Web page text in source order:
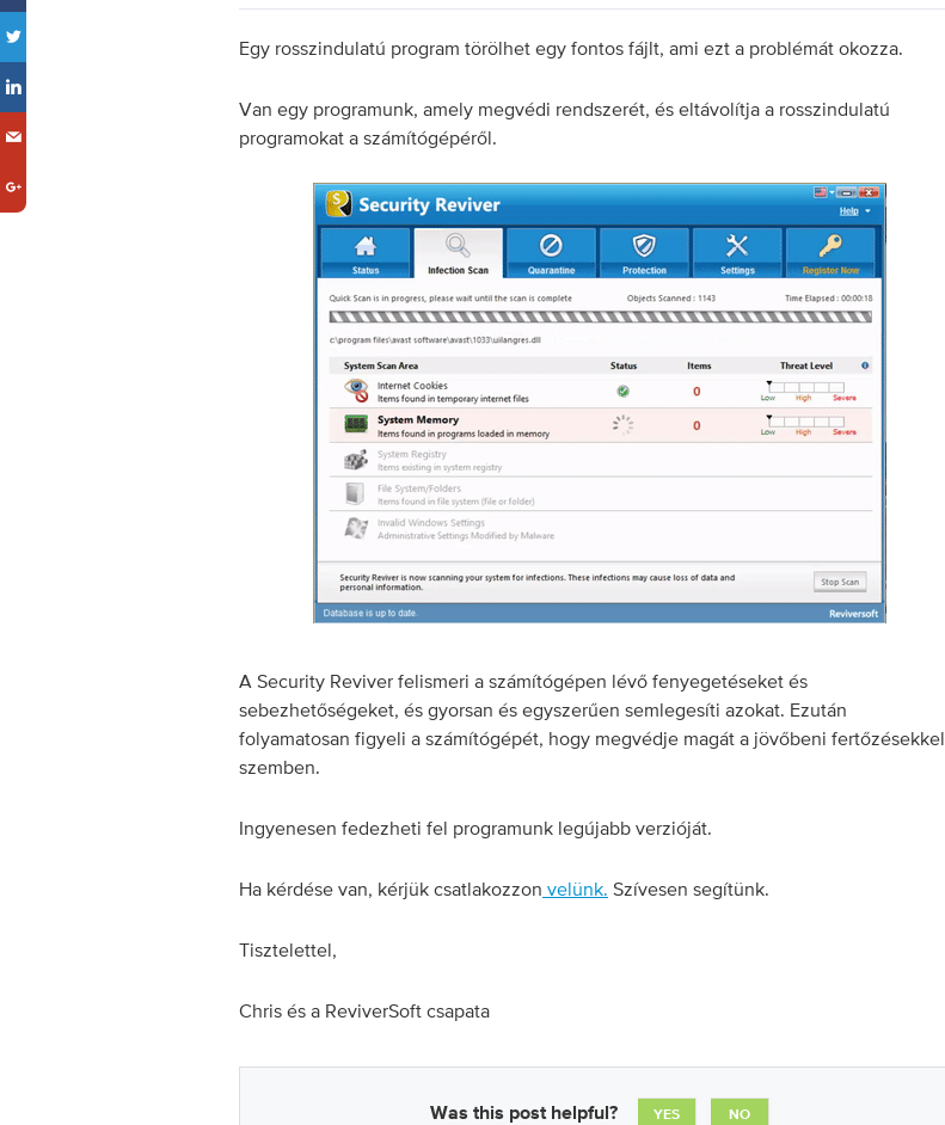
Egy rosszindulatú program törölhet egy fontos fájlt, ami ezt a problémát okozza.
Van egy programunk, amely megvédi rendszerét, és eltávolítja a rosszindulatú
programokat a számítógépéről.
A Security Reviver felismeri a számítógépen lévő fenyegetéseket és
sebezhetőségeket, és gyorsan és egyszerűen semlegesíti azokat. Ezután
folyamatosan figyeli a számítógépét, hogy megvédje magát a jövőbeni fertőzésekkel
szemben.
Ingyenesen fedezheti fel programunk legújabb verzióját.
Ha kérdése van, kérjük csatlakozzon velünk. Szívesen segítünk.
Tisztelettel,
Chris és a ReviverSoft csapata
Was this post helpful? YES NO